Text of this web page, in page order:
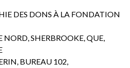
DES DONS À LA FONDATION
NORD, SHERBROOKE, QUE,
BUREAU 102,